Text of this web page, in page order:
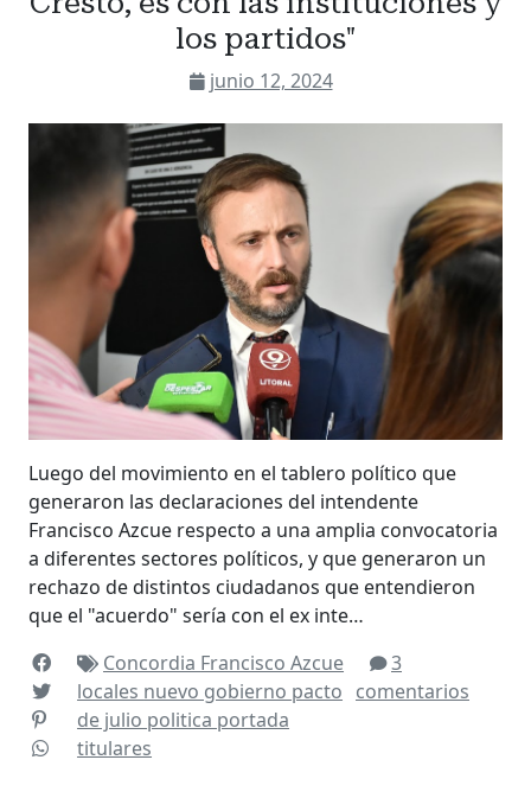
los partidos"
junio 12, 2024
Luego del movimiento en el tablero político que
generaron las declaraciones del intendente
Francisco Azcue respecto a una amplia convocatoria
a diferentes sectores políticos, y que generaron un
rechazo de distintos ciudadanos que entendieron
que el "acuerdo" sería con el ex inte…
Concordia Francisco Azcue
locales nuevo gobierno pacto
de julio politica portada
titulares
3
comentarios